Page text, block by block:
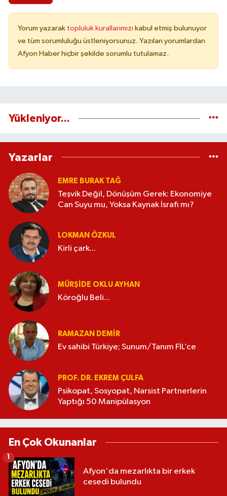
Yorum yazarak topluluk kurallarımızı kabul etmiş bulunuyor
ve tüm sorumluluğu üstleniyorsunuz. Yazılan yorumlardan
Afyon Haber hiçbir şekilde sorumlu tutulamaz.
Yükleniyor...
Yazarlar
EMRE BURAK TAĞ
Teşvik Değil, Dönüşüm Gerek: Ekonomiye
Can Suyu mu, Yoksa Kaynak İsrafı mı?
LOKMAN ÖZKUL
Kirli çark...
MÜRŞIDE OKLU AYHAN
Köroğlu Beli...
RAMAZAN DEMİR
Ev sahibi Türkiye; Sunum/Tanım FİL’ce
PROF. DR. EKREM ÇULFA
Psikopat, Sosyopat, Narsist Partnerlerin
Yaptığı 50 Manipülasyon
En Çok Okunanlar
Afyon'da mezarlıkta bir erkek
cesedi bulundu
1